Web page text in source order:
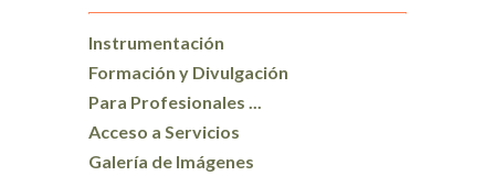
Instrumentación
Formación y Divulgación
Para Profesionales ...
Acceso a Servicios
Galería de Imágenes